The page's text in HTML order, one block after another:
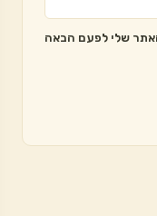
שלי לפעם הבאה